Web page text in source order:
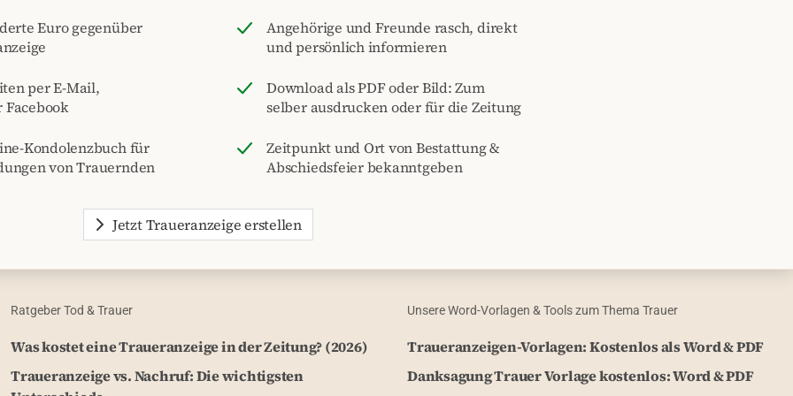
Euro gegenüber
Angehörige und Freunde rasch, direkt
und persönlich informieren
per E-Mail,
Facebook
Download als PDF oder Bild: Zum
selber ausdrucken oder für die Zeitung
Kondolenzbuch für
von Trauernden
Zeitpunkt und Ort von Bestattung &
Abschiedsfeier bekanntgeben
Jetzt Traueranzeige erstellen
Ratgeber Tod & Trauer
Was kostet eine Traueranzeige in der Zeitung? (2026)
Traueranzeige vs. Nachruf: Die wichtigsten
Unsere Word-Vorlagen & Tools zum Thema Trauer
Traueranzeigen-Vorlagen: Kostenlos als Word & PDF
Danksagung Trauer Vorlage kostenlos: Word & PDF